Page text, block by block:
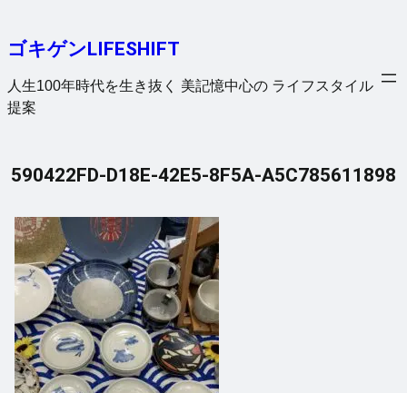
を
ス
キ
ゴキゲンLIFESHIFT
人生100年時代を生き抜く 美記憶中心の ライフスタイル
提案
590422FD-D18E-42E5-8F5A-A5C785611898